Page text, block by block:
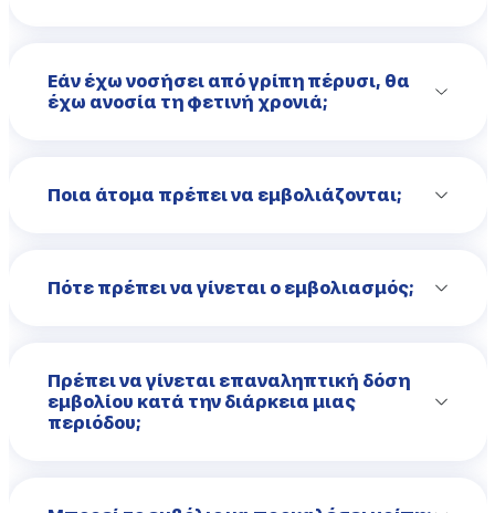
Εάν έχω νοσήσει από γρίπη πέρυσι, θα
έχω ανοσία τη φετινή χρονιά;
Ποια άτομα πρέπει να εμβολιάζονται;
Πότε πρέπει να γίνεται ο εμβολιασμός;
Πρέπει να γίνεται επαναληπτική δόση
εμβολίου κατά την διάρκεια μιας
περιόδου;